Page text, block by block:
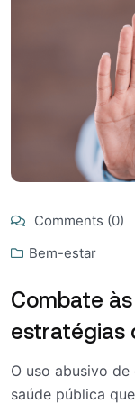
Comments (0)
Bem-estar
Combate
estratégias
O uso abusivo
saúde pública